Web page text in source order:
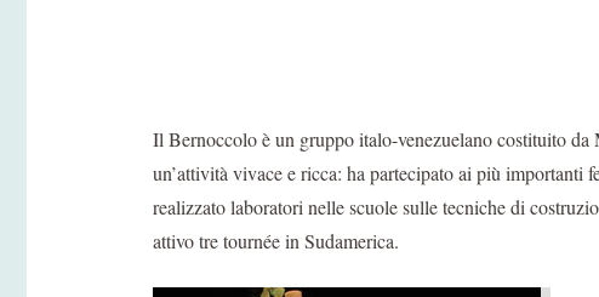
Il Bernoccolo è un gruppo italo-venezuelano costituito
un’attività vivace e ricca: ha partecipato ai più importanti
realizzato laboratori nelle scuole sulle tecniche di
attivo tre tournée in Sudamerica.